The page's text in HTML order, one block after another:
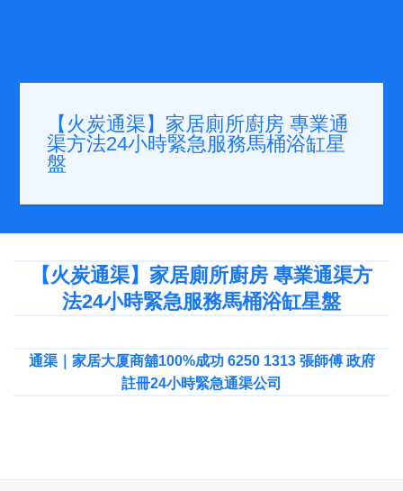
【火炭通渠】家居廁所廚房 專業通
渠方法24小時緊急服務馬桶浴缸星
盤
【火炭通渠】家居廁所廚房 專業通渠方
法24小時緊急服務馬桶浴缸星盤
通渠｜家居大厦商舖100%成功 6250 1313 張師傅 政府
註冊24小時緊急通渠公司